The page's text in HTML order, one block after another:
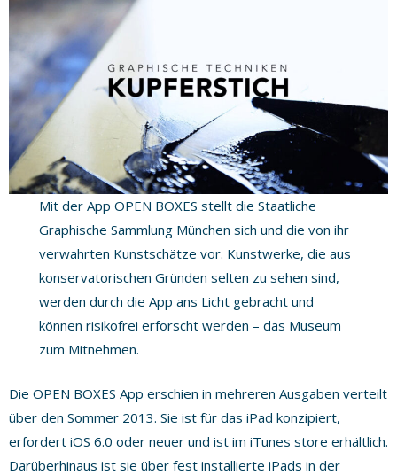
Mit der App OPEN BOXES stellt die Staatliche
Graphische Sammlung München sich und die von ihr
verwahrten Kunstschätze vor. Kunstwerke, die aus
konservatorischen Gründen selten zu sehen sind,
werden durch die App ans Licht gebracht und
können risikofrei erforscht werden – das Museum
zum Mitnehmen.
Die OPEN BOXES App erschien in mehreren Ausgaben verteilt
über den Sommer 2013. Sie ist für das iPad konzipiert,
erfordert iOS 6.0 oder neuer und ist im iTunes store erhältlich.
Darüberhinaus ist sie über fest installierte iPads in der